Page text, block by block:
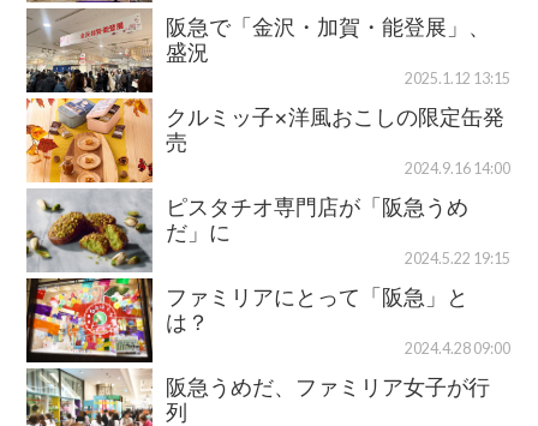
阪急で「金沢・加賀・能登展」、
盛況
2025.1.12 13:15
クルミッ子×洋風おこしの限定缶発
売
2024.9.16 14:00
ピスタチオ専門店が「阪急うめ
だ」に
2024.5.22 19:15
ファミリアにとって「阪急」と
は？
2024.4.28 09:00
阪急うめだ、ファミリア女子が行
列